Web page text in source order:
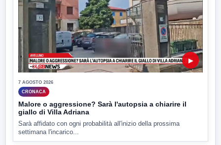
▶
7 AGOSTO 2026
CRONACA
Malore o aggressione? Sarà l'autopsia a chiarire il
giallo di Villa Adriana
Sarà affidato con ogni probabilità all'inizio della prossima
settimana l'incarico...